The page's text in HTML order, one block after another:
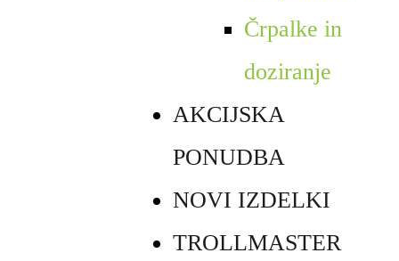
Črpalke in
doziranje
AKCIJSKA
PONUDBA
NOVI IZDELKI
TROLLMASTER